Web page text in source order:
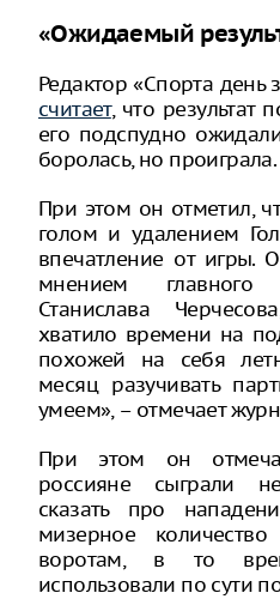
«Ожидаемый
Редактор «Спорта
считает, что результат
его подспудно
боролась, но проиграла.
При этом он отметил,
голом и удалением
впечатление от игры.
мнением
Станислава
хватило времени на
похожей на себя
месяц разучивать
умеем», – отмечает
При этом он
россияне сыграли
сказать про
мизерное
воротам, в то
использовали по сути